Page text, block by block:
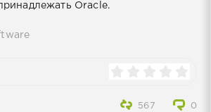
Oracle.
0
567